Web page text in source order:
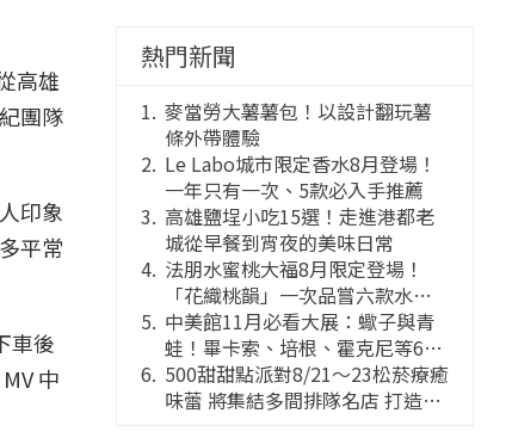
高雄
團隊
印象
平常
車後
中
熱門新聞
麥當勞大薯薯包！以設計翻玩薯
條外帶體驗
Le Labo城市限定香水8月登場！
一年只有一次、5款必入手推薦
高雄鹽埕小吃15選！走進港都老
城從早餐到宵夜的美味日常
法朋水蜜桃大福8月限定登場！
「花織桃韻」一次品嘗六款水蜜
桃花果大福
中美館11月必看大展：蠍子與青
蛙！畢卡索、培根、霍克尼等66
件國巨典藏亮相
500甜甜點派對8/21～23松菸療癒
味蕾 將集結多間排隊名店 打造靈